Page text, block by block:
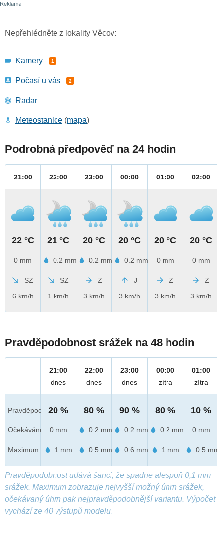
Nepřehlédněte z lokality Věcov:
Kamery 1
Počasí u vás 2
Radar
Meteostanice (mapa)
Podrobná předpověď na 24 hodin
21:00
22 °C
0 mm
SZ
6 km/h
22:00
21 °C
0.2 mm
SZ
1 km/h
23:00
20 °C
0.2 mm
Z
3 km/h
00:00
20 °C
0.2 mm
J
3 km/h
01:00
20 °C
0 mm
Z
3 km/h
02:00
20 °C
0 mm
Z
3 km/h
Pravděpodobnost srážek na 48 hodin
Pravděpod.
Očekáváno
Maximum
21:00
dnes
20 %
0 mm
1 mm
22:00
dnes
80 %
0.2 mm
0.5 mm
23:00
dnes
90 %
0.2 mm
0.6 mm
00:00
zítra
80 %
0.2 mm
1 mm
01:00
zítra
10 %
0 mm
0.5 mm
Pravděpodobnost udává šanci, že spadne alespoň 0,1 mm
srážek. Maximum zobrazuje nejvyšší možný úhrn srážek,
očekávaný úhrn pak nejpravděpodobnější variantu. Výpočet
vychází ze 40 výstupů modelu.